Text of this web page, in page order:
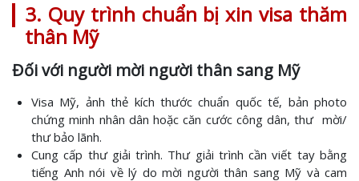
3. Quy trình chuẩn bị xin visa thăm
thân Mỹ
Đối với người mời người thân sang Mỹ
Visa Mỹ, ảnh thẻ kích thước chuẩn quốc tế, bản photo
chứng minh nhân dân hoặc căn cước công dân, thư mời/
thư bảo lãnh.
Cung cấp thư giải trình. Thư giải trình cần viết tay bằng
tiếng Anh nói về lý do mời người thân sang Mỹ và cam